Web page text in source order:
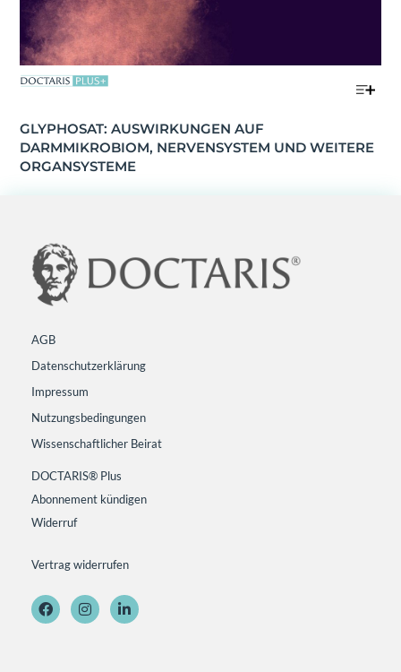
GLYPHOSAT: AUSWIRKUNGEN AUF
DARMMIKROBIOM, NERVENSYSTEM UND WEITERE
ORGANSYSTEME
AGB
Datenschutzerklärung
Impressum
Nutzungsbedingungen
Wissenschaftlicher Beirat
DOCTARIS® Plus
Abonnement kündigen
Widerruf
Vertrag widerrufen